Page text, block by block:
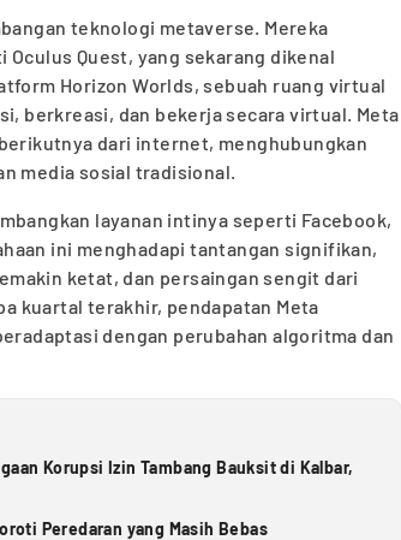
teknologi metaverse. Mereka
Quest, yang sekarang dikenal
Horizon Worlds, sebuah ruang virtual
berkreasi, dan bekerja secara virtual. Meta
dari internet, menghubungkan
media sosial tradisional.
layanan intinya seperti Facebook,
ini menghadapi tantangan signifikan,
ketat, dan persaingan sengit dari
kuartal terakhir, pendapatan Meta
dengan perubahan algoritma dan
Korupsi Izin Tambang Bauksit di Kalbar,
Peredaran yang Masih Bebas